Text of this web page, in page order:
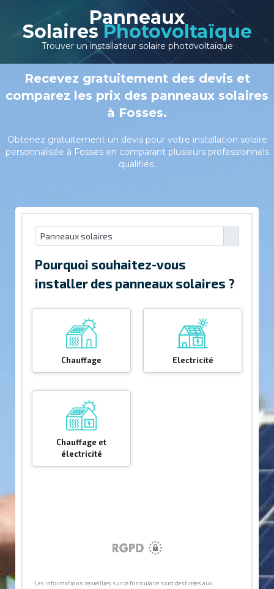
Panneaux
Solaires Photovoltaïque
Trouver un installateur solaire photovoltaïque
Recevez gratuitement des devis et
comparez les prix des panneaux solaires
à Fosses.
Obtenez gratuitement un devis pour votre installation solaire
personnalisée à Fosses en comparant plusieurs professionnels
qualifiés.